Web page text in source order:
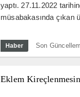
yaptı. 27.11.2022
müsabakasında çıkan
Haber Son
Eklem